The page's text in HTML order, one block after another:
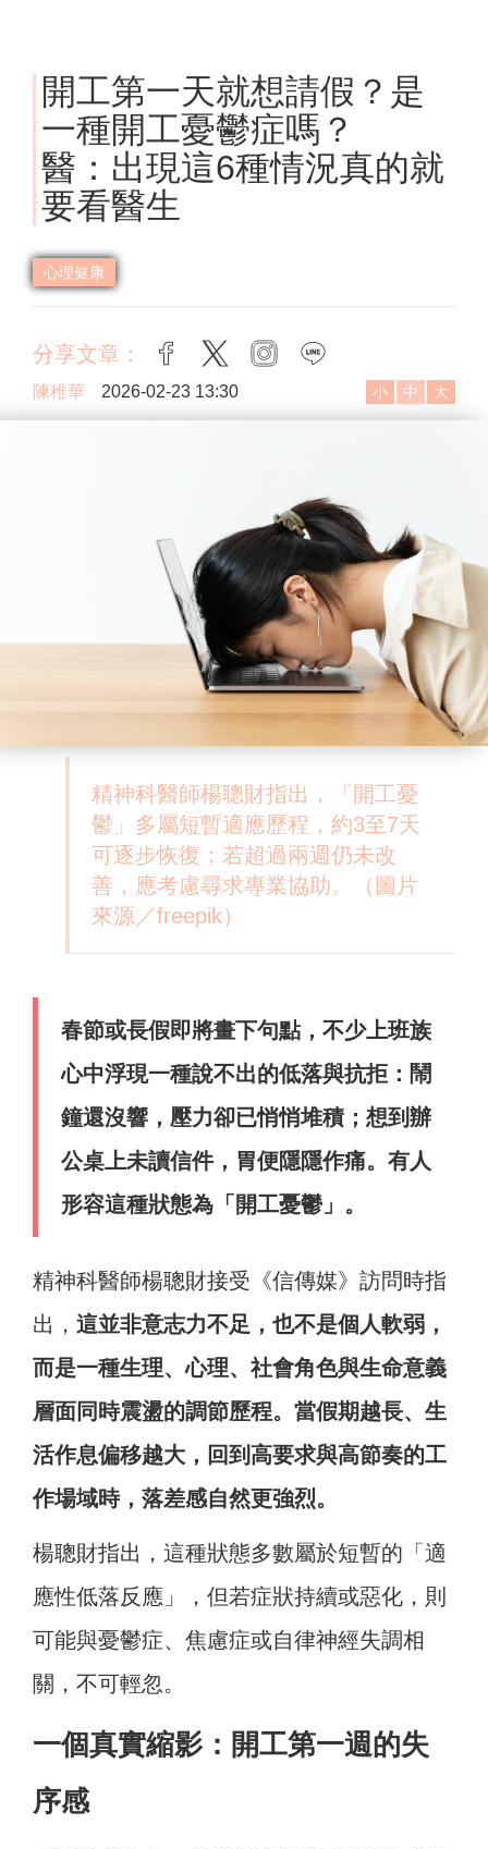
開工第一天就想請假？是
一種開工憂鬱症嗎？
醫：出現這6種情況真的就
要看醫生
心理健康
分享文章： facebook
twitter instagram
陳稚華 2026-02-23 13:30 小 中 大
精神科醫師楊聰財指出，「開工憂
鬱」多屬短暫適應歷程，約3至7天
可逐步恢復；若超過兩週仍未改
善，應考慮尋求專業協助。（圖片
來源／freepik）
春節或長假即將畫下句點，不少上班族
心中浮現一種說不出的低落與抗拒：鬧
鐘還沒響，壓力卻已悄悄堆積；想到辦
公桌上未讀信件，胃便隱隱作痛。有人
形容這種狀態為「開工憂鬱」。
精神科醫師楊聰財接受《信傳媒》訪問時指
出， 這並非意志力不足，也不是個人軟弱，
而是一種生理、心理、社會角色與生命意義
層面同時震盪的調節歷程。當假期越長、生
活作息偏移越大，回到高要求與高節奏的工
作場域時，落差感自然更強烈。
楊聰財指出，這種狀態多數屬於短暫的「適
應性低落反應」，但若症狀持續或惡化，則
可能與憂鬱症、焦慮症或自律神經失調相
關，不可輕忽。
一個真實縮影：開工第一週的失
序感